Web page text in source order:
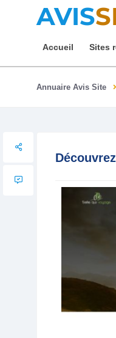
AVIS
Accueil Sites
Annuaire Avis Site